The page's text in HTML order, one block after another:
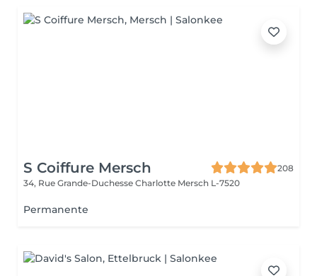
S Coiffure Mersch
208
34, Rue Grande-Duchesse Charlotte Mersch L-7520
Permanente